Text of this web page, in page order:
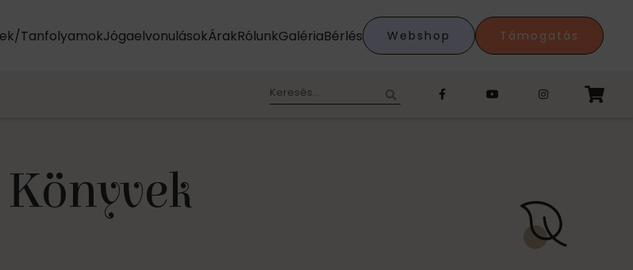
TanfolyamokJógaelvonulásokÁrakRólunkGalériaBérlés Webshop Támogatás
Keresés:
Könyvek